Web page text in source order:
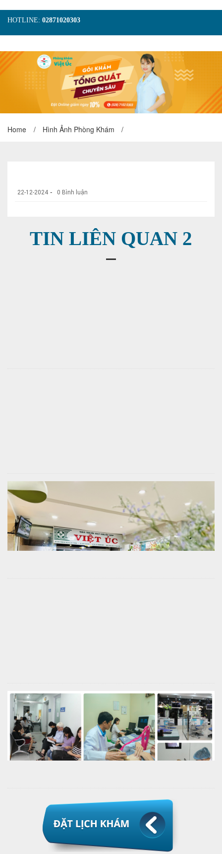
HOTLINE: 02871020303
TRANG CHỦ
GIỚI THIỆU
TIN TỨC
DỊCH VỤ
GÓI KHÁM
HÌNH ẢNH
LIÊN HỆ
ĐẶT LỊCH KHÁM
Home / Hình Ảnh Phòng Khám /
22-12-2024 - 0 Bình luận
TIN LIÊN QUAN 2